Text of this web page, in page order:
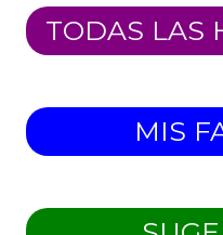
TODAS LAS
MIS